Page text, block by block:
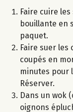
Faire cuire
bouillante en
paquet.
Faire suer
coupés en
minutes pour
Réserver.
Dans un wok
oignons